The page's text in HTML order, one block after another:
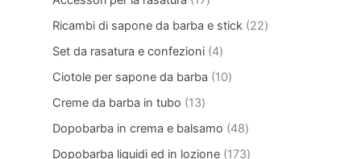
Ricambi di sapone da barba e stick 22
Set da rasatura e confezioni 4
Ciotole per sapone da barba
10
Creme da barba in tubo
13
Dopobarba in crema e balsamo
48
Dopobarba liquidi ed in lozione 173